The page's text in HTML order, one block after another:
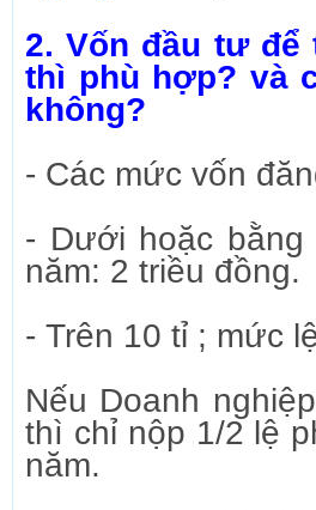
2. Vốn đầu tư để
thì phù hợp? và
không?
- Các mức vốn
- Dưới hoặc
năm: 2 triều đồng.
- Trên 10 tỉ ; mức
Nếu Doanh
thì chỉ nộp 1/2 lệ
năm.